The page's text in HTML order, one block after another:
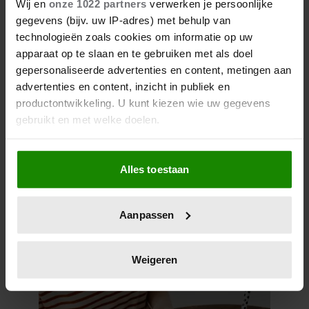
Wij en onze 1022 partners verwerken je persoonlijke
gegevens (bijv. uw IP-adres) met behulp van
technologieën zoals cookies om informatie op uw
apparaat op te slaan en te gebruiken met als doel
gepersonaliseerde advertenties en content, metingen aan
advertenties en content, inzicht in publiek en
productontwikkeling. U kunt kiezen wie uw gegevens
gebruikt en met welke doelen.
Als u het toestaat, willen we ook graag:
Informatie verzamelen over uw geografische
locatie, die tot een paar meter nauwkeurig kan zijn
scannen op specifieke eigenschappen (fingerprinting)
verwerkt en stel uw voorkeuren in het
intrekken in de Cookieverklaring.
Alles toestaan
Aanpassen
Weigeren
make-up combineren?
Zóveel stappen moet je zetten